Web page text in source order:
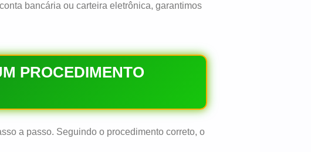
bancária ou carteira eletrônica, garantimos
PROCEDIMENTO
a passo. Seguindo o procedimento correto, o